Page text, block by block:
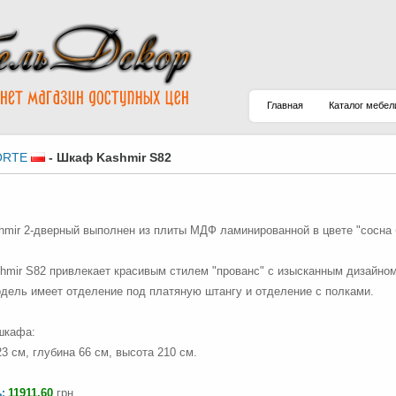
Главная Каталог
- Шкаф Kashmir S82
2-дверный выполнен из плиты МДФ ламинированной в цвете
S82 привлекает красивым стилем "прованс" с изысканным
имеет отделение под платяную штангу и отделение с полками.
см, глубина 66 см, высота 210 см.
11911.60 грн.